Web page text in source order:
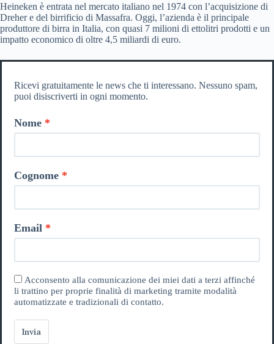
Heineken è entrata nel mercato italiano nel 1974 con l’acquisizione di
Dreher e del birrificio di Massafra. Oggi, l’azienda è il principale
produttore di birra in Italia, con quasi 7 milioni di ettolitri prodotti e un
impatto economico di oltre 4,5 miliardi di euro.
Ricevi gratuitamente le news che ti interessano. Nessuno spam,
puoi disiscriverti in ogni momento.
Nome
Cognome
Email
Acconsento alla comunicazione dei miei dati a terzi affinché
li trattino per proprie finalità di marketing tramite modalità
automatizzate e tradizionali di contatto.
Invia